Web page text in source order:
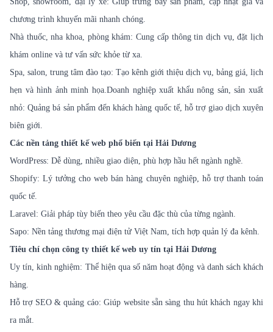
chương trình khuyến mãi nhanh chóng.
Nhà thuốc, nha khoa, phòng khám: Cung cấp thông tin dịch vụ, đặt lịch
khám online và tư vấn sức khỏe từ xa.
Spa, salon, trung tâm đào tạo: Tạo kênh giới thiệu dịch vụ, bảng giá, lịch
hẹn và hình ảnh minh họa.Doanh nghiệp xuất khẩu nông sản, sản xuất
nhỏ: Quảng bá sản phẩm đến khách hàng quốc tế, hỗ trợ giao dịch xuyên
biên giới.
Các nền tảng thiết kế web phổ biến tại Hải Dương
WordPress: Dễ dùng, nhiều giao diện, phù hợp hầu hết ngành nghề.
Shopify: Lý tưởng cho web bán hàng chuyên nghiệp, hỗ trợ thanh toán
quốc tế.
Laravel: Giải pháp tùy biến theo yêu cầu đặc thù của từng ngành.
Sapo: Nền tảng thương mại điện tử Việt Nam, tích hợp quản lý đa kênh.
Tiêu chí chọn công ty thiết kế web uy tín tại Hải Dương
Uy tín, kinh nghiệm: Thể hiện qua số năm hoạt động và danh sách khách
hàng.
Hỗ trợ SEO & quảng cáo: Giúp website sẵn sàng thu hút khách ngay khi
ra mắt.